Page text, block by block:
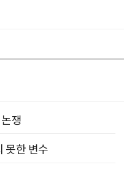
쟁
못한 변수